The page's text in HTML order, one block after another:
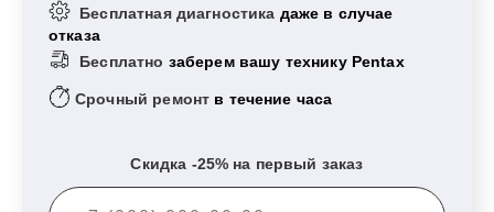
Бесплатная диагностика даже в случае
отказа
Бесплатно заберем вашу технику Pentax
Срочный ремонт в течение часа
Скидка -25% на первый заказ